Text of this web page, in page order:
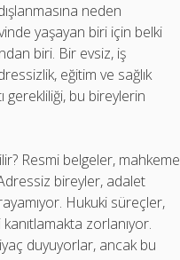
neden
yaşayan biri için belki
biri. Bir evsiz, iş
eğitim ve sağlık
gerekliliği, bu bireylerin
Resmi belgeler, mahkeme
bireyler, adalet
Hukuki süreçler,
zorlanıyor.
duyuyorlar, ancak bu